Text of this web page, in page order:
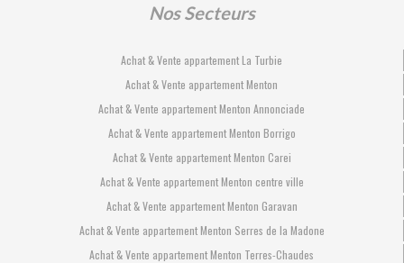
Nos Secteurs
Achat & Vente appartement La Turbie
Achat & Vente appartement Menton
Achat & Vente appartement Menton Annonciade
Achat & Vente appartement Menton Borrigo
Achat & Vente appartement Menton Carei
Achat & Vente appartement Menton centre ville
Achat & Vente appartement Menton Garavan
Achat & Vente appartement Menton Serres de la Madone
Achat & Vente appartement Menton Terres-Chaudes